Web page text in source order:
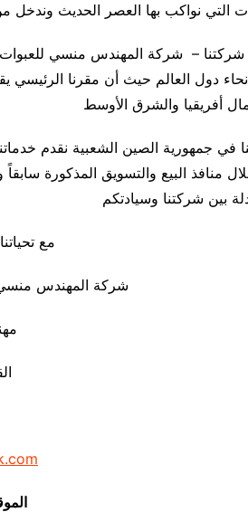
التي نواكب بها العصر الحديث وندخل
دول العالم حيث أن مقرنا
أفريقيا والشرق الأوسط
جمهورية الصين الشعبية نقدم خدماتنا
منافذ البيع والتسويق المذكورة
بين شركتنا وسيادتكم
مع
شركة المهندس